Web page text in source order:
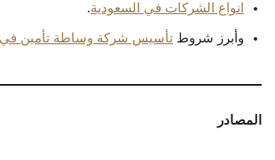
انواع الشركات في السعودية.
وأبرز شروط تأسيس شركة وساطة تأمين في
المصادر